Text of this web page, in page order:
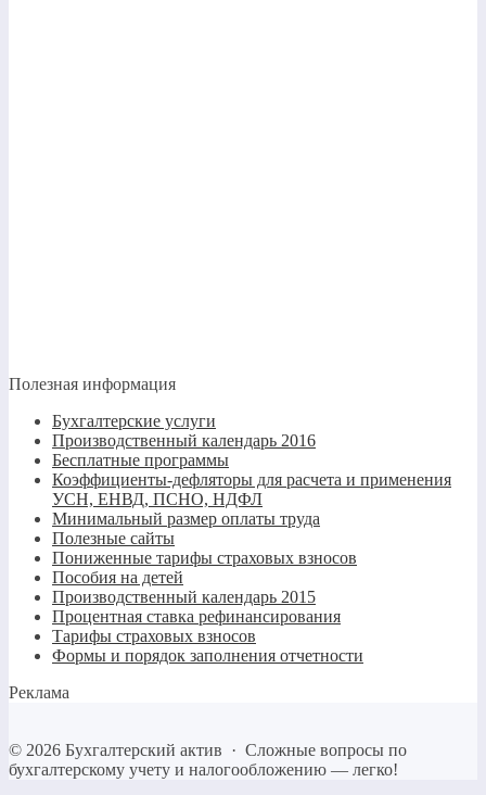
Полезная информация
Бухгалтерские услуги
Производственный календарь 2016
Бесплатные программы
Коэффициенты-дефляторы для расчета и применения
УСН, ЕНВД, ПСНО, НДФЛ
Минимальный размер оплаты труда
Полезные сайты
Пониженные тарифы страховых взносов
Пособия на детей
Производственный календарь 2015
Процентная ставка рефинансирования
Тарифы страховых взносов
Формы и порядок заполнения отчетности
Реклама
© 2026 Бухгалтерский актив · Сложные вопросы по
бухгалтерскому учету и налогообложению — легко!